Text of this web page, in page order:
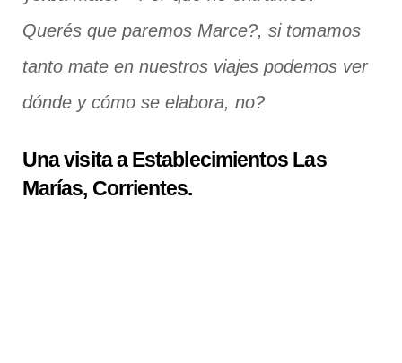
Querés que paremos Marce?, si tomamos
tanto mate en nuestros viajes podemos ver
dónde y cómo se elabora, no?
Una visita a Establecimientos Las
Marías, Corrientes.